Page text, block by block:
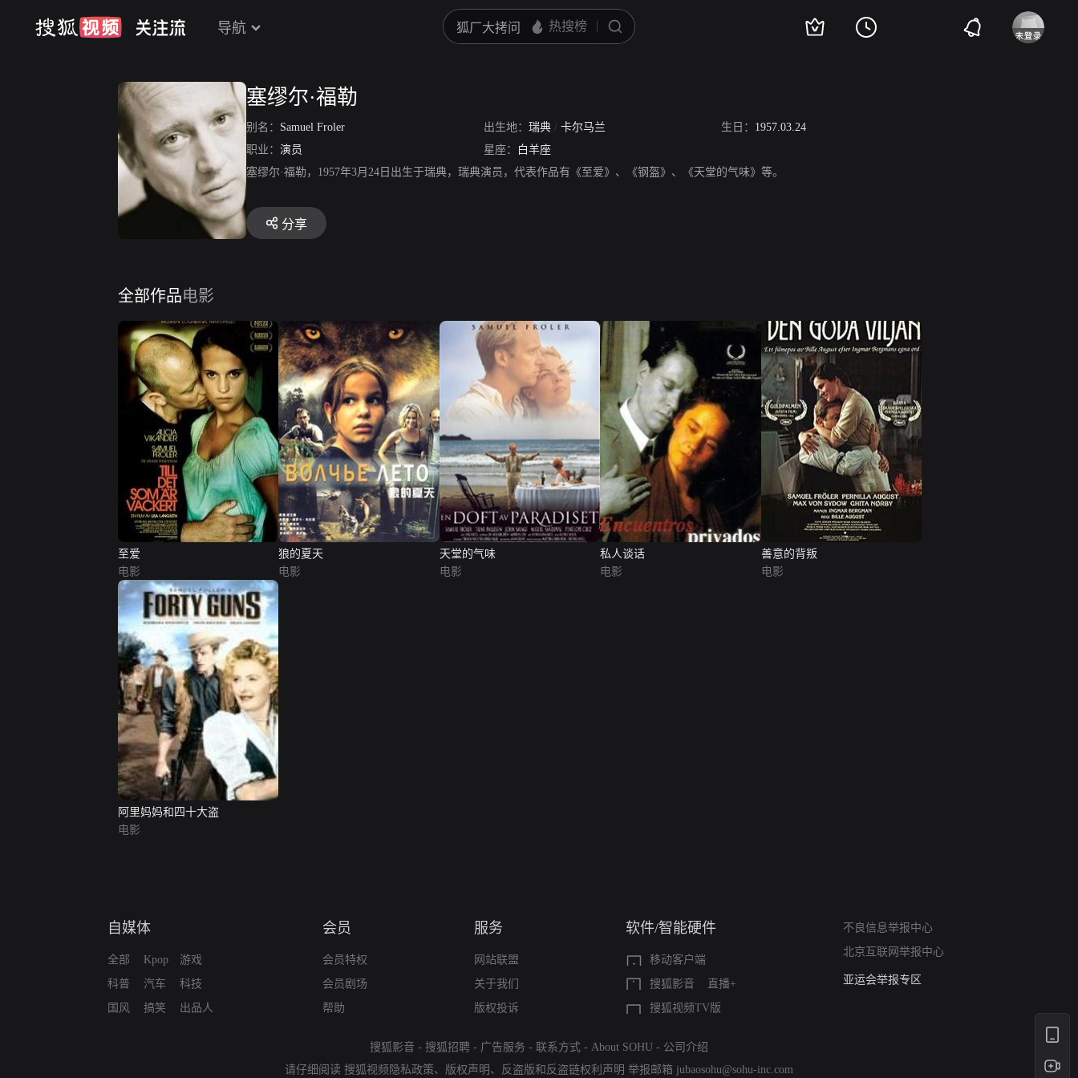
导航
塞缪尔·福勒
别名： Samuel Froler 出生地： 瑞典 / 卡尔马兰 生日： 1957.03.24
职业： 演员 星座：
白羊座
塞缪尔·福勒，1957年3月24日出生于瑞典，瑞典演员，代表作品有《至爱》、《钢盔》、《天堂的气味》等。
分享
全部作品电影
至爱
电影
狼的夏天
电影
天堂的气味
电影
私人谈话
电影
善意的背叛
电影
阿里妈妈和四十大盗
电影
自媒体
全部
科普
国风
Kpop
汽车
搞笑
游戏
科技
出品人
会员
会员特权
会员剧场
帮助
服务
网站联盟
关于我们
版权投诉
软件/智能硬件
移动客户端
搜狐影音
直播+
搜狐视频TV版
不良信息举报中心
北京互联网举报中心
算法推荐专项举报
亚运会举报专区
搜狐影音 - 搜狐招聘 - 广告服务 - 联系方式 - About SOHU - 公司介绍
请仔细阅读 搜狐视频隐私政策、 版权声明 、 反盗版和反盗链权利声明 举报邮箱 jubaosohu@sohu-inc.com